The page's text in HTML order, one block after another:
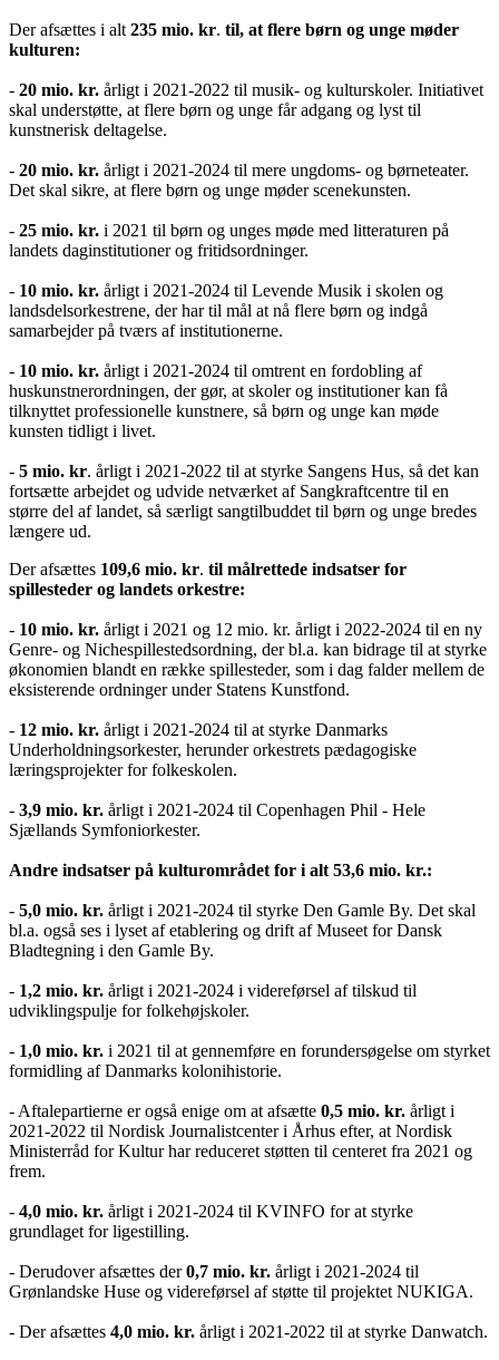
Der afsættes i alt 235 mio. kr. til, at flere børn og unge møder
kulturen:
- 20 mio. kr. årligt i 2021-2022 til musik- og kulturskoler. Initiativet
skal understøtte, at flere børn og unge får adgang og lyst til
kunstnerisk deltagelse.
- 20 mio. kr. årligt i 2021-2024 til mere ungdoms- og børneteater.
Det skal sikre, at flere børn og unge møder scenekunsten.
- 25 mio. kr. i 2021 til børn og unges møde med litteraturen på
landets daginstitutioner og fritidsordninger.
- 10 mio. kr. årligt i 2021-2024 til Levende Musik i skolen og
landsdelsorkestrene, der har til mål at nå flere børn og indgå
samarbejder på tværs af institutionerne.
- 10 mio. kr. årligt i 2021-2024 til omtrent en fordobling af
huskunstnerordningen, der gør, at skoler og institutioner kan få
tilknyttet professionelle kunstnere, så børn og unge kan møde
kunsten tidligt i livet.
- 5 mio. kr. årligt i 2021-2022 til at styrke Sangens Hus, så det kan
fortsætte arbejdet og udvide netværket af Sangkraftcentre til en
større del af landet, så særligt sangtilbuddet til børn og unge bredes
længere ud.
Der afsættes 109,6 mio. kr. til målrettede indsatser for
spillesteder og landets orkestre:
- 10 mio. kr. årligt i 2021 og 12 mio. kr. årligt i 2022-2024 til en ny
Genre- og Nichespillestedsordning, der bl.a. kan bidrage til at styrke
økonomien blandt en række spillesteder, som i dag falder mellem de
eksisterende ordninger under Statens Kunstfond.
- 12 mio. kr. årligt i 2021-2024 til at styrke Danmarks
Underholdningsorkester, herunder orkestrets pædagogiske
læringsprojekter for folkeskolen.
- 3,9 mio. kr. årligt i 2021-2024 til Copenhagen Phil - Hele
Sjællands Symfoniorkester.
Andre indsatser på kulturområdet for i alt 53,6 mio. kr.:
- 5,0 mio. kr. årligt i 2021-2024 til styrke Den Gamle By. Det skal
bl.a. også ses i lyset af etablering og drift af Museet for Dansk
Bladtegning i den Gamle By.
- 1,2 mio. kr. årligt i 2021-2024 i videreførsel af tilskud til
udviklingspulje for folkehøjskoler.
- 1,0 mio. kr. i 2021 til at gennemføre en forundersøgelse om styrket
formidling af Danmarks kolonihistorie.
- Aftalepartierne er også enige om at afsætte 0,5 mio. kr. årligt i
2021-2022 til Nordisk Journalistcenter i Århus efter, at Nordisk
Ministerråd for Kultur har reduceret støtten til centeret fra 2021 og
frem.
- 4,0 mio. kr. årligt i 2021-2024 til KVINFO for at styrke
grundlaget for ligestilling.
- Derudover afsættes der0,7 mio. kr. årligt i 2021-2024 til
Grønlandske Huse og videreførsel af støtte til projektet NUKIGA.
- Der afsættes 4,0 mio. kr. årligt i 2021-2022 til at styrke Danwatch.